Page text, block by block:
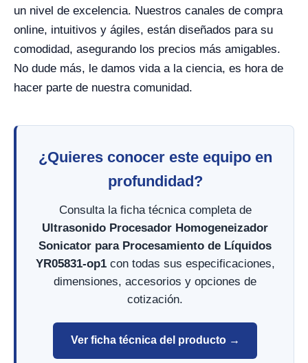
un nivel de excelencia. Nuestros canales de compra
online, intuitivos y ágiles, están diseñados para su
comodidad, asegurando los precios más amigables.
No dude más, le damos vida a la ciencia, es hora de
hacer parte de nuestra comunidad.
¿Quieres conocer este equipo en
profundidad?
Consulta la ficha técnica completa de
Ultrasonido Procesador Homogeneizador
Sonicator para Procesamiento de Líquidos
YR05831-op1con todas sus especificaciones,
dimensiones, accesorios y opciones de
cotización.
Ver ficha técnica del producto →